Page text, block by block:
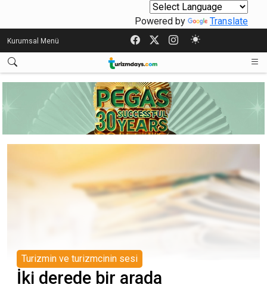
Powered by Translate
Kurumsal Menü
Turizmin ve turizmcinin sesi
İki derede bir arada